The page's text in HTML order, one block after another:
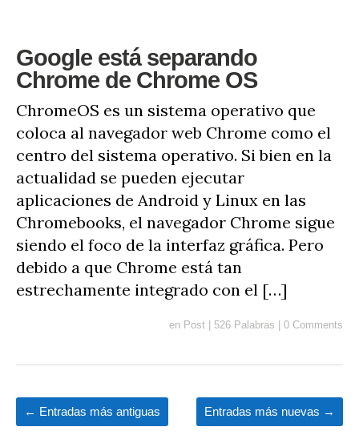
Google está separando
Chrome de Chrome OS
ChromeOS es un sistema operativo que
coloca al navegador web Chrome como el
centro del sistema operativo. Si bien en la
actualidad se pueden ejecutar
aplicaciones de Android y Linux en las
Chromebooks, el navegador Chrome sigue
siendo el foco de la interfaz gráfica. Pero
debido a que Chrome está tan
estrechamente integrado con el […]
en Post 526 Palabras 0 Comments
← Entradas más antiguas Entradas más nuevas →